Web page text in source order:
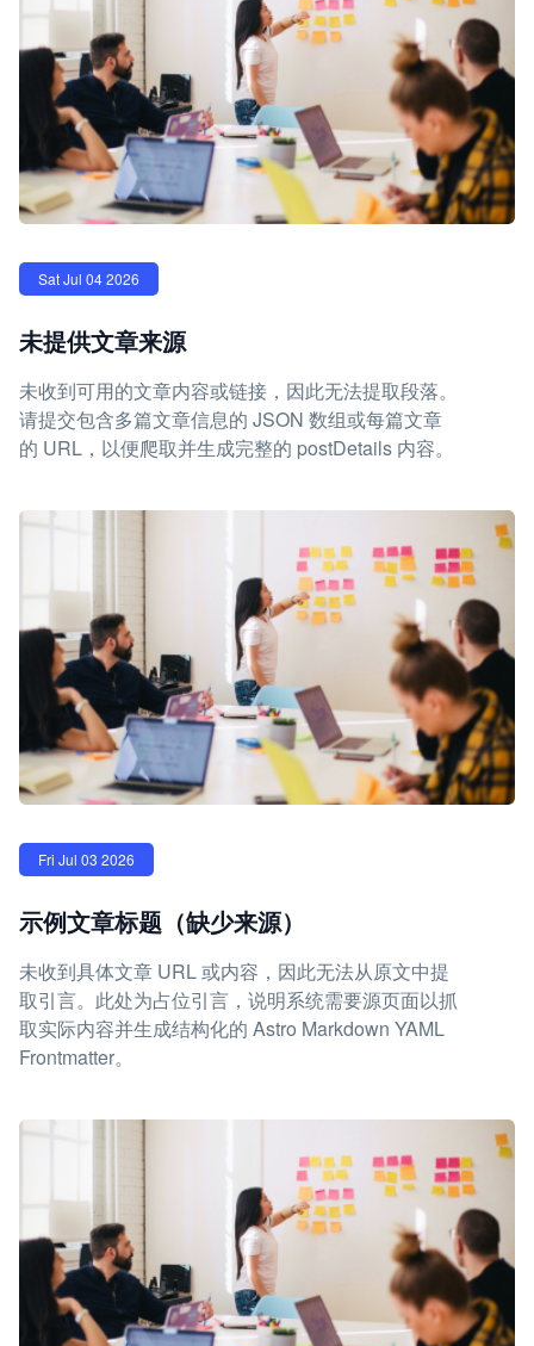
Sat Jul 04 2026
未提供文章来源
未收到可用的文章内容或链接，因此无法提取段落。
请提交包含多篇文章信息的 JSON 数组或每篇文章
的 URL，以便爬取并生成完整的 postDetails 内容。
Fri Jul 03 2026
示例文章标题（缺少来源）
未收到具体文章 URL 或内容，因此无法从原文中提
取引言。此处为占位引言，说明系统需要源页面以抓
取实际内容并生成结构化的 Astro Markdown YAML
Frontmatter。